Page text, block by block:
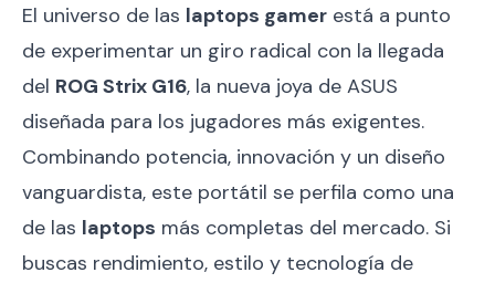
El universo de las laptops gamer está a punto
de experimentar un giro radical con la llegada
del ROG Strix G16, la nueva joya de ASUS
diseñada para los jugadores más exigentes.
Combinando potencia, innovación y un diseño
vanguardista, este portátil se perfila como una
de las laptops más completas del mercado. Si
buscas rendimiento, estilo y tecnología de